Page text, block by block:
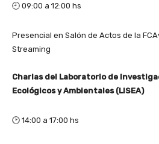
🕘 09:00 a 12:00 hs
Presencial en Salón de Actos de la
Streaming
Charlas del Laboratorio de
Ecológicos y Ambientales (LISEA)
🕑 14:00 a 17:00 hs